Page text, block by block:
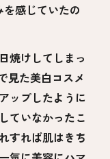
感じていたの
焼けしてしまっ
見た美白コスメ
ップしたように
ていなかったこ
すれば肌はきち